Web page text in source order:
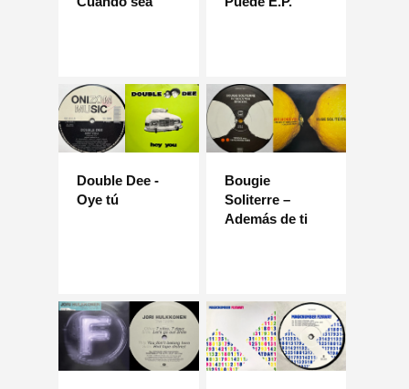
Double Dee -
Oye tú
Bougie
Soliterre –
Además de ti